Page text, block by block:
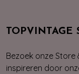
TOPVINTAGE
Bezoek onze
inspireren door